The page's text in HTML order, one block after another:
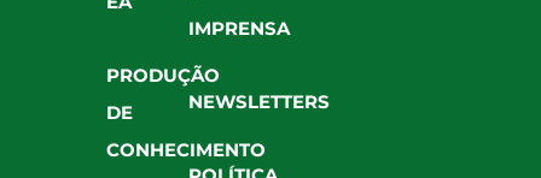
PRODUÇÃO
DE
CONHECIMENTO
IMPRENSA
NEWSLETTERS